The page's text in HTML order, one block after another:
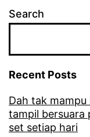
Search
Recent Posts
Dah tak mampu
tampil bersuara
set setiap hari